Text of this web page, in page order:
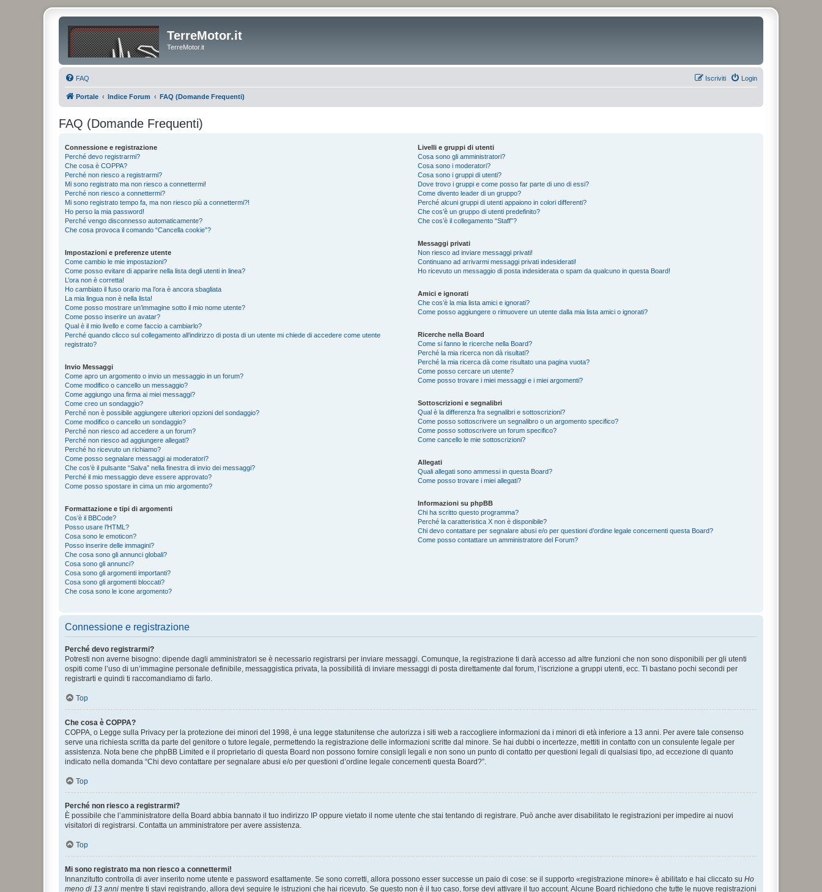
TerreMotor.it
TerreMotor.it
FAQ Login
Iscriviti
Portale Indice Forum FAQ (Domande Frequenti)
FAQ (Domande Frequenti)
Connessione e registrazione
Perché devo registrarmi?
Che cosa è COPPA?
Perché non riesco a registrarmi?
Mi sono registrato ma non riesco a connettermi!
Perché non riesco a connettermi?
Mi sono registrato tempo fa, ma non riesco più a connettermi?!
Ho perso la mia password!
Perché vengo disconnesso automaticamente?
Che cosa provoca il comando “Cancella cookie”?
Impostazioni e preferenze utente
Come cambio le mie impostazioni?
Come posso evitare di apparire nella lista degli utenti in linea?
L’ora non è corretta!
Ho cambiato il fuso orario ma l’ora è ancora sbagliata
La mia lingua non è nella lista!
Come posso mostrare un’immagine sotto il mio nome utente?
Come posso inserire un avatar?
Qual è il mio livello e come faccio a cambiarlo?
Perché quando clicco sul collegamento all’indirizzo di posta di un utente mi chiede di accedere come utente
registrato?
Invio Messaggi
Come apro un argomento o invio un messaggio in un forum?
Come modifico o cancello un messaggio?
Come aggiungo una firma ai miei messaggi?
Come creo un sondaggio?
Perché non è possibile aggiungere ulteriori opzioni del sondaggio?
Come modifico o cancello un sondaggio?
Perché non riesco ad accedere a un forum?
Perché non riesco ad aggiungere allegati?
Perché ho ricevuto un richiamo?
Come posso segnalare messaggi ai moderatori?
Che cos’è il pulsante “Salva” nella finestra di invio dei messaggi?
Perché il mio messaggio deve essere approvato?
Come posso spostare in cima un mio argomento?
Formattazione e tipi di argomenti
Cos’è il BBCode?
Posso usare l’HTML?
Cosa sono le emoticon?
Posso inserire delle immagini?
Che cosa sono gli annunci globali?
Cosa sono gli annunci?
Cosa sono gli argomenti importanti?
Cosa sono gli argomenti bloccati?
Che cosa sono le icone argomento?
Livelli e gruppi di utenti
Cosa sono gli amministratori?
Cosa sono i moderatori?
Cosa sono i gruppi di utenti?
Dove trovo i gruppi e come posso far parte di uno di essi?
Come divento leader di un gruppo?
Perché alcuni gruppi di utenti appaiono in colori differenti?
Che cos’è un gruppo di utenti predefinito?
Che cos’è il collegamento “Staff”?
Messaggi privati
Non riesco ad inviare messaggi privati!
Continuano ad arrivarmi messaggi privati indesiderati!
Ho ricevuto un messaggio di posta indesiderata o spam da qualcuno in questa Board!
Amici e ignorati
Che cos’è la mia lista amici e ignorati?
Come posso aggiungere o rimuovere un utente dalla mia lista amici o ignorati?
Ricerche nella Board
Come si fanno le ricerche nella Board?
Perché la mia ricerca non dà risultati?
Perché la mia ricerca dà come risultato una pagina vuota?
Come posso cercare un utente?
Come posso trovare i miei messaggi e i miei argomenti?
Sottoscrizioni e segnalibri
Qual è la differenza fra segnalibri e sottoscrizioni?
Come posso sottoscrivere un segnalibro o un argomento specifico?
Come posso sottoscrivere un forum specifico?
Come cancello le mie sottoscrizioni?
Allegati
Quali allegati sono ammessi in questa Board?
Come posso trovare i miei allegati?
Informazioni su phpBB
Chi ha scritto questo programma?
Perché la caratteristica X non è disponibile?
Chi devo contattare per segnalare abusi e/o per questioni d’ordine legale concernenti questa Board?
Come posso contattare un amministratore del Forum?
Connessione e registrazione
Perché devo registrarmi?
Potresti non averne bisogno: dipende dagli amministratori se è necessario registrarsi per inviare messaggi. Comunque, la registrazione ti darà accesso ad altre funzioni che non sono disponibili per gli utenti
ospiti come l’uso di un’immagine personale definibile, messaggistica privata, la possibilità di inviare messaggi di posta direttamente dal forum, l’iscrizione a gruppi utenti, ecc. Ti bastano pochi secondi per
registrarti e quindi ti raccomandiamo di farlo.
Top
Che cosa è COPPA?
COPPA, o Legge sulla Privacy per la protezione dei minori del 1998, è una legge statunitense che autorizza i siti web a raccogliere informazioni da i minori di età inferiore a 13 anni. Per avere tale consenso
serve una richiesta scritta da parte del genitore o tutore legale, permettendo la registrazione delle informazioni scritte dal minore. Se hai dubbi o incertezze, mettiti in contatto con un consulente legale per
assistenza. Nota bene che phpBB Limited e il proprietario di questa Board non possono fornire consigli legali e non sono un punto di contatto per questioni legali di qualsiasi tipo, ad eccezione di quanto
indicato nella domanda “Chi devo contattare per segnalare abusi e/o per questioni d’ordine legale concernenti questa Board?”.
Top
Perché non riesco a registrarmi?
È possibile che l’amministratore della Board abbia bannato il tuo indirizzo IP oppure vietato il nome utente che stai tentando di registrare. Può anche aver disabilitato le registrazioni per impedire ai nuovi
visitatori di registrarsi. Contatta un amministratore per avere assistenza.
Top
Mi sono registrato ma non riesco a connettermi!
Innanzitutto controlla di aver inserito nome utente e password esattamente. Se sono corretti, allora possono esser successe un paio di cose: se il supporto «registrazione minore» è abilitato e hai cliccato su Ho
meno di 13 anni mentre ti stavi registrando, allora devi seguire le istruzioni che hai ricevuto. Se questo non è il tuo caso, forse devi attivare il tuo account. Alcune Board richiedono che tutte le nuove registrazioni